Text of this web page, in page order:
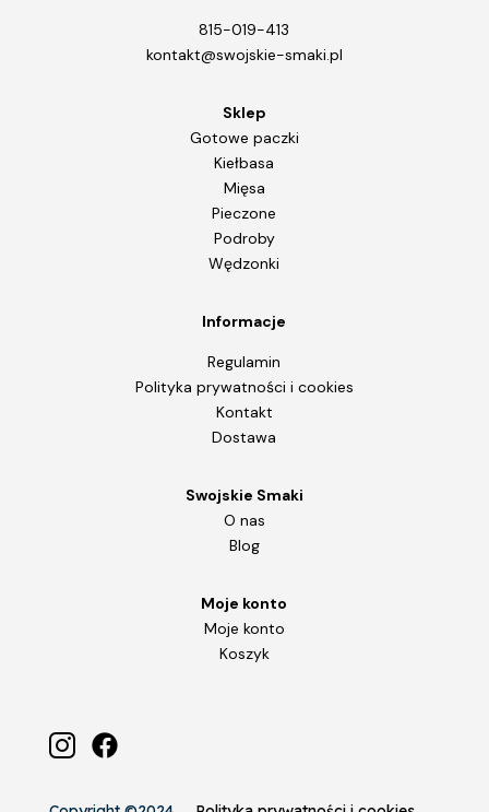
815-019-413
kontakt@swojskie-smaki.pl
Sklep
Gotowe paczki
Kiełbasa
Mięsa
Pieczone
Podroby
Wędzonki
Informacje
Regulamin
Polityka prywatności i cookies
Kontakt
Dostawa
Swojskie Smaki
O nas
Blog
Moje konto
Moje konto
Koszyk